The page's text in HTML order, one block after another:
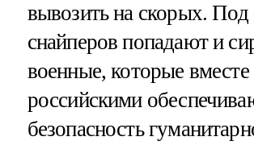
вывозить на скорых. Под
снайперов попадают и
военные, которые вместе
российскими
безопасность